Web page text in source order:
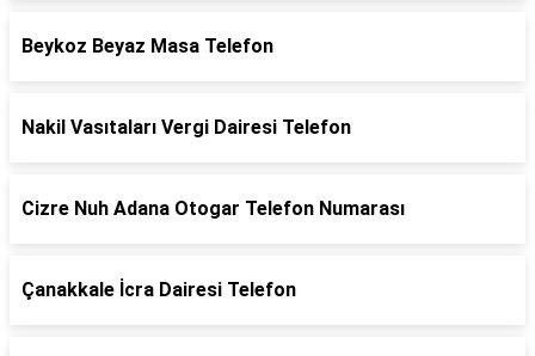
Beykoz Beyaz Masa Telefon
Nakil Vasıtaları Vergi Dairesi Telefon
Cizre Nuh Adana Otogar Telefon Numarası
Çanakkale İcra Dairesi Telefon